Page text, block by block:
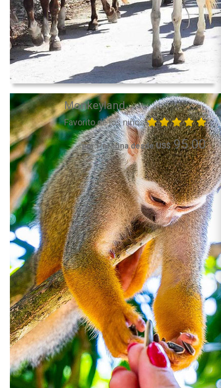
Monkeyland
Favorito de los niños
por Persona desde US$95.00